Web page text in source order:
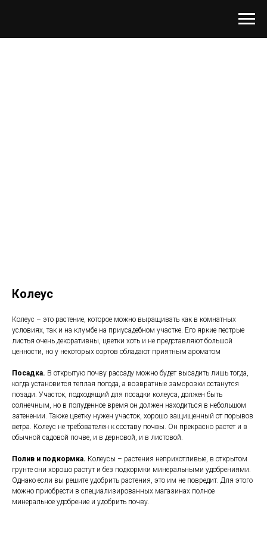
Колеус
Колеус – это растение, которое можно выращивать как в комнатных
условиях, так и на клумбе на приусадебном участке. Его яркие пестрые
листья очень декоративны, цветки хоть и не представляют большой
ценности, но у некоторых сортов обладают приятным ароматом
Посадка. В открытую почву рассаду можно будет высадить лишь тогда,
когда установится теплая погода, а возвратные заморозки останутся
позади. Участок, подходящий для посадки колеуса, должен быть
солнечным, но в полуденное время он должен находиться в небольшом
затенении. Также цветку нужен участок, хорошо защищенный от порывов
ветра. Колеус не требователен к составу почвы. Он прекрасно растет и в
обычной садовой почве, и в дерновой, и в листовой.
Полив и подкормка. Колеусы – растения неприхотливые, в открытом
грунте они хорошо растут и без подкормки минеральными удобрениями.
Однако если вы решите удобрить растения, это им не повредит. Для этого
можно приобрести в специализированных магазинах полное
минеральное удобрение и удобрить почву.